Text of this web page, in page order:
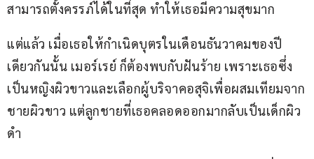
สามารถตั้งครรภ์ได้ในที่สุด ทำให้เธอมีความสุขมาก
แต่แล้ว เมื่อเธอให้กำเนิดบุตรในเดือนธันวาคมของปี
เดียวกันนั้น เมอร์เรย์ ก็ต้องพบกับฝันร้าย เพราะเธอซึ่ง
เป็นหญิงผิวขาวและเลือกผู้บริจาคอสุจิเพื่อผสมเทียมจาก
ชายผิวขาว แต่ลูกชายที่เธอคลอดออกมากลับเป็นเด็กผิว
ดำ